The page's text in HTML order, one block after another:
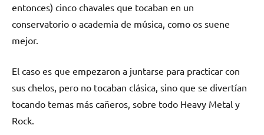
entonces) cinco chavales que tocaban en un
conservatorio o academia de música, como os suene
mejor.
El caso es que empezaron a juntarse para practicar con
sus chelos, pero no tocaban clásica, sino que se divertían
tocando temas más cañeros, sobre todo Heavy Metal y
Rock.